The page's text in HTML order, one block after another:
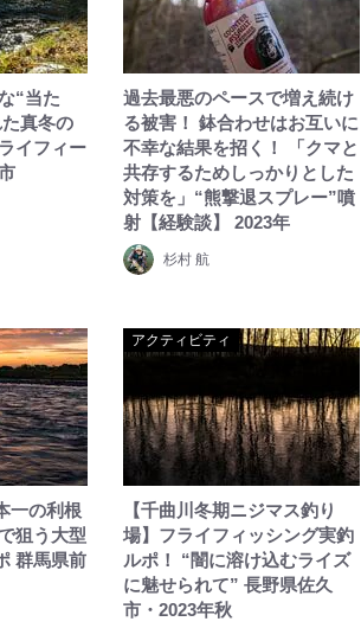
“当た
真冬の
イフィー
過去最悪のペースで増え続け
る被害！ 鉢合わせはお互いに
不幸な結果を招く！ 「クマと
共存するためしっかりとした
対策を」“熊撃退スプレー”噴
射【経験談】 2023年
杉村 航
一の利根
狙う大型
群馬県前
アクティビティ
【千曲川冬期ニジマス釣り
場】フライフィッシング実釣
ルポ！ “闇に溶け込むライズ
に魅せられて” 長野県佐久
市・2023年秋